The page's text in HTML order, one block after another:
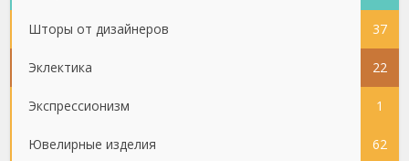
Шторы от дизайнеров 37
Эклектика 22
Экспрессионизм 1
Ювелирные изделия 62